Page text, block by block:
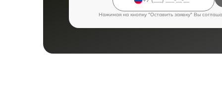
Нажимая на кнопку "Оставить заявку" Вы